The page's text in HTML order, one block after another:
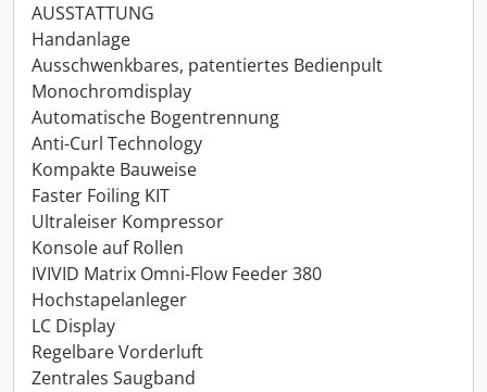
AUSSTATTUNG
Handanlage
Ausschwenkbares, patentiertes Bedienpult
Monochromdisplay
Automatische Bogentrennung
Anti-Curl Technology
Kompakte Bauweise
Faster Foiling KIT
Ultraleiser Kompressor
Konsole auf Rollen
IVIVID Matrix Omni-Flow Feeder 380
Hochstapelanleger
LC Display
Regelbare Vorderluft
Zentrales Saugband